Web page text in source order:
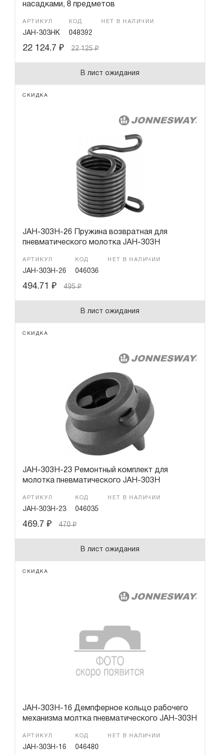
насадками, 8 предметов
АРТИКУЛ
JAH-303HK
КОД
048392
НЕТ В НАЛИЧИИ
22 124.7 ₽ 22 125₽
В лист ожидания
СКИДКА
JAH-303H-26 Пружина возвратная для
пневматического молотка JAH-303H
АРТИКУЛ
JAH-303H-26
КОД
046036
НЕТ В НАЛИЧИИ
494.71 ₽ 495₽
В лист ожидания
СКИДКА
JAH-303H-23 Ремонтный комплект для
молотка пневматического JAH-303H
АРТИКУЛ
JAH-303H-23
КОД
046035
НЕТ В НАЛИЧИИ
469.7 ₽ 470₽
В лист ожидания
СКИДКА
JAH-303H-16 Демпферное кольцо рабочего
механизма молтка пневматического JAH-303H
АРТИКУЛ
JAH-303H-16
КОД
046480
НЕТ В НАЛИЧИИ